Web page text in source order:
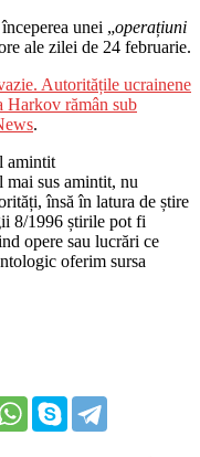
unei „operațiuni
ale zilei de 24 februarie.
Autoritățile ucrainene
Harkov rămân sub
.
amintit
mai sus amintit, nu
însă în latura de știre
8/1996 știrile pot fi
opere sau lucrări ce
oferim sursa